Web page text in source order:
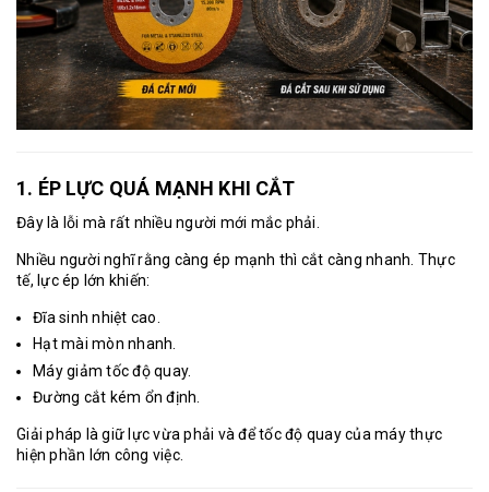
1. ÉP LỰC QUÁ MẠNH KHI CẮT
Đây là lỗi mà rất nhiều người mới mắc phải.
Nhiều người nghĩ rằng càng ép mạnh thì cắt càng nhanh. Thực
tế, lực ép lớn khiến:
Đĩa sinh nhiệt cao.
Hạt mài mòn nhanh.
Máy giảm tốc độ quay.
Đường cắt kém ổn định.
Giải pháp là giữ lực vừa phải và để tốc độ quay của máy thực
hiện phần lớn công việc.